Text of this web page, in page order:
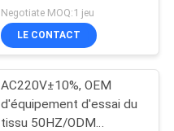
contrôle d'abrasion de
Pilling Martindale avec la
garantie 12 mois
Negotiate MOQ:1 jeu
LE CONTACT
AC220V±10%, OEM
d'équipement d'essai du
tissu 50HZ/ODM